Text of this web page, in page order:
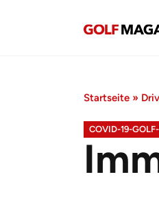
Startseite »
COVID-19-